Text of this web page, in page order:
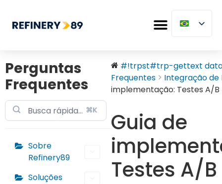
Perguntas
Frequentes
⌘K
Sobre
Refinery89
Soluções
#!trpst#trp-gettext
Frequentes
Integração de
implementação: Testes A/B
Guia de
Testes A/B